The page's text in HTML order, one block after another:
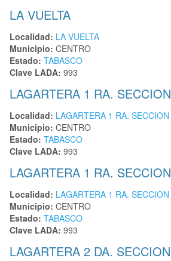
LA VUELTA
Localidad: LA VUELTA
Municipio: CENTRO
Estado: TABASCO
Clave LADA: 993
LAGARTERA 1 RA. SECCION
Localidad: LAGARTERA 1 RA. SECCION
Municipio: CENTRO
Estado: TABASCO
Clave LADA: 993
LAGARTERA 1 RA. SECCION
Localidad: LAGARTERA 1 RA. SECCION
Municipio: CENTRO
Estado: TABASCO
Clave LADA: 993
LAGARTERA 2 DA. SECCION